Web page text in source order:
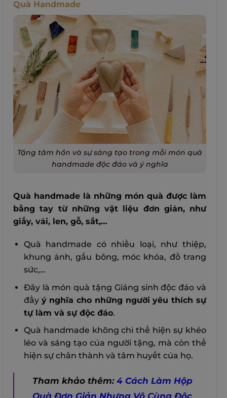
Quà Handmade
Tặng tâm hồn và sự sáng tạo trong mỗi món quà
handmade độc đáo và ý nghĩa
Quà handmade là những món quà được làm
bằng tay từ những vật liệu đơn giản, như
giấy, vải, len, gỗ, sắt,…
Quà handmade có nhiều loại, như thiệp,
khung ảnh, gấu bông, móc khóa, đồ trang
sức,…
Đây là món quà tặng Giáng sinh độc đáo và
đầy ý nghĩa cho những người yêu thích sự
tự làm và sự độc đáo.
Quà handmade không chỉ thể hiện sự khéo
léo và sáng tạo của người tặng, mà còn thể
hiện sự chân thành và tâm huyết của họ.
Tham khảo thêm:4 Cách Làm Hộp
Quà Đơn Giản Nhưng Vô Cùng Độc